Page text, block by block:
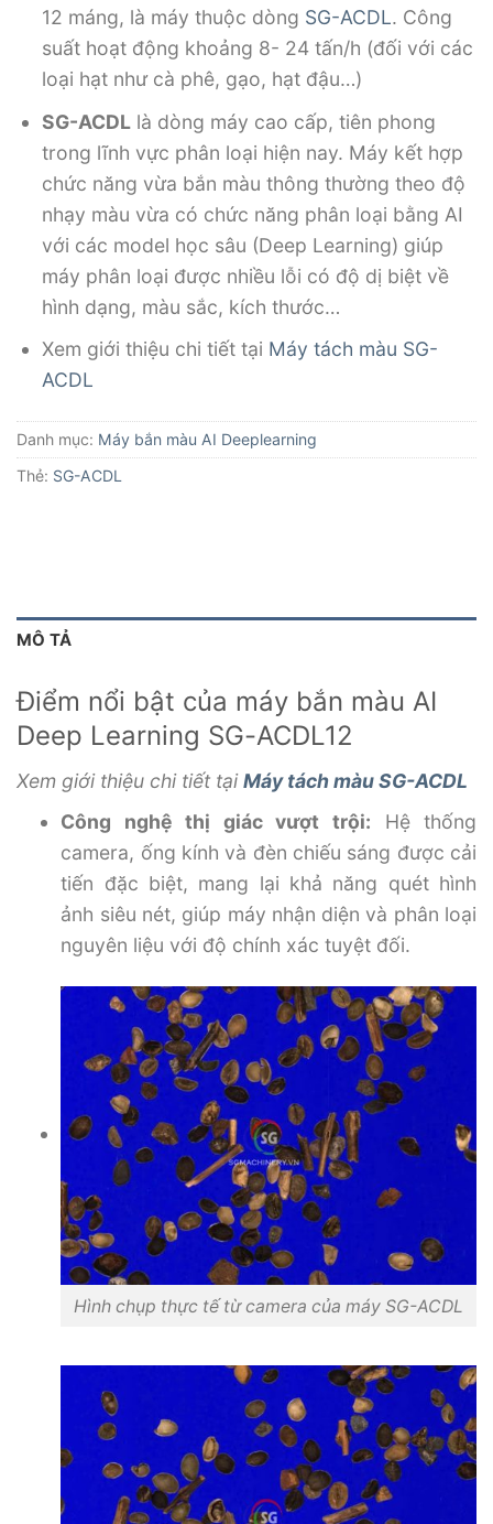
12 máng, là máy thuộc dòng SG-ACDL. Công
suất hoạt động khoảng 8- 24 tấn/h (đối với các
loại hạt như cà phê, gạo, hạt đậu…)
SG-ACDLlà dòng máy cao cấp, tiên phong
trong lĩnh vực phân loại hiện nay. Máy kết hợp
chức năng vừa bắn màu thông thường theo độ
nhạy màu vừa có chức năng phân loại bằng AI
với các model học sâu (Deep Learning) giúp
máy phân loại được nhiều lỗi có độ dị biệt về
hình dạng, màu sắc, kích thước…
Xem giới thiệu chi tiết tại Máy tách màu SG-
ACDL
Danh mục: Máy bắn màu AI Deeplearning
Thẻ: SG-ACDL
MÔ TẢ
Điểm nổi bật của máy bắn màu AI
Deep Learning SG-ACDL12
Xem giới thiệu chi tiết tạiMáy tách màu SG-ACDL
Công nghệ thị giác vượt trội: Hệ thống
camera, ống kính và đèn chiếu sáng được cải
tiến đặc biệt, mang lại khả năng quét hình
ảnh siêu nét, giúp máy nhận diện và phân loại
nguyên liệu với độ chính xác tuyệt đối.
Hình chụp thực tế từ camera của máy SG-ACDL